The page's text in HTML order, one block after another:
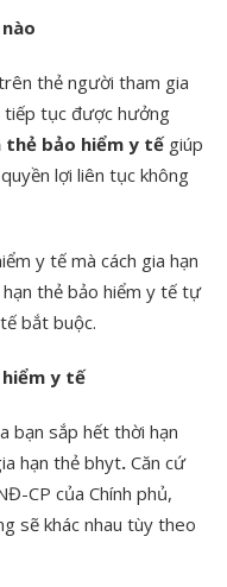
thẻ người tham gia
tiếp tục được hưởng
thẻ bảo hiểm y tế giúp
lợi liên tục không
y tế mà cách gia hạn
thẻ bảo hiểm y tế tự
bắt buộc.
y tế
bạn sắp hết thời hạn
hạn thẻ bhyt. Căn cứ
CP của Chính phủ,
sẽ khác nhau tùy theo